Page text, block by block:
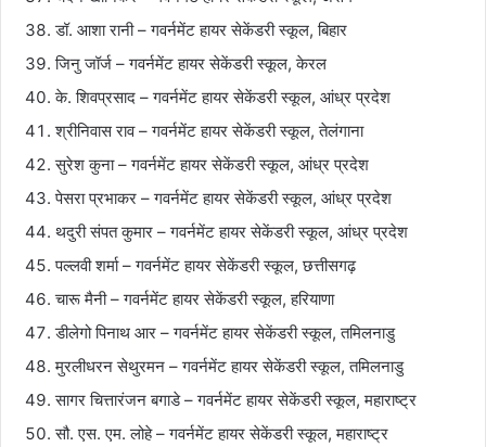
डॉ. आशा रानी – गवर्नमेंट हायर सेकेंडरी स्कूल, बिहार
जिनु जॉर्ज – गवर्नमेंट हायर सेकेंडरी स्कूल, केरल
के. शिवप्रसाद – गवर्नमेंट हायर सेकेंडरी स्कूल, आंध्र प्रदेश
श्रीनिवास राव – गवर्नमेंट हायर सेकेंडरी स्कूल, तेलंगाना
सुरेश कुना – गवर्नमेंट हायर सेकेंडरी स्कूल, आंध्र प्रदेश
पेसरा प्रभाकर – गवर्नमेंट हायर सेकेंडरी स्कूल, आंध्र प्रदेश
थदुरी संपत कुमार – गवर्नमेंट हायर सेकेंडरी स्कूल, आंध्र प्रदेश
पल्लवी शर्मा – गवर्नमेंट हायर सेकेंडरी स्कूल, छत्तीसगढ़
चारू मैनी – गवर्नमेंट हायर सेकेंडरी स्कूल, हरियाणा
डीलेगो पिनाथ आर – गवर्नमेंट हायर सेकेंडरी स्कूल, तमिलनाडु
मुरलीधरन सेथुरमन – गवर्नमेंट हायर सेकेंडरी स्कूल, तमिलनाडु
सागर चित्तारंजन बगाडे – गवर्नमेंट हायर सेकेंडरी स्कूल, महाराष्ट्र
सौ. एस. एम. लोहे – गवर्नमेंट हायर सेकेंडरी स्कूल, महाराष्ट्र